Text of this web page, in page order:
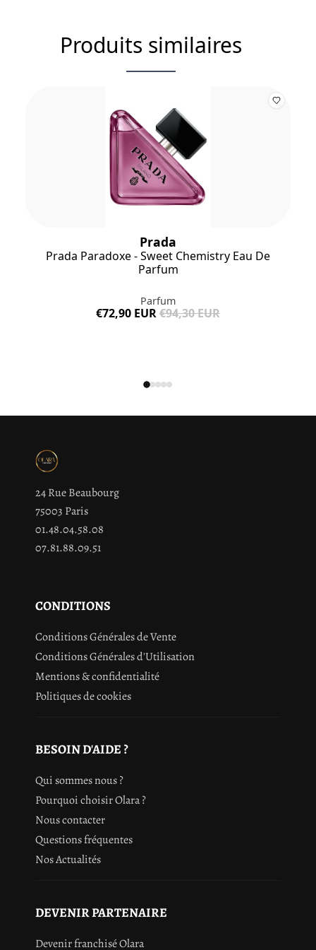
Produits similaires
Prada
Prada Paradoxe - Sweet Chemistry Eau De
Parfum
Parfum
€72,90 EUR€94,30 EUR
24 Rue Beaubourg
75003 Paris
01.48.04.58.08
07.81.88.09.51
CONDITIONS
Conditions Générales de Vente
Conditions Générales d'Utilisation
Mentions & confidentialité
Politiques de cookies
BESOIN D'AIDE ?
Qui sommes nous ?
Pourquoi choisir Olara ?
Nous contacter
Questions fréquentes
Nos Actualités
DEVENIR PARTENAIRE
Devenir franchisé Olara